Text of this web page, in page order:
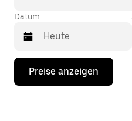
Datum
Drücke
Nach-
Preise anzeigen